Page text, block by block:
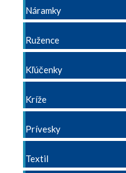
Náramky
Ružence
Kľúčenky
Kríže
Prívesky
Textil